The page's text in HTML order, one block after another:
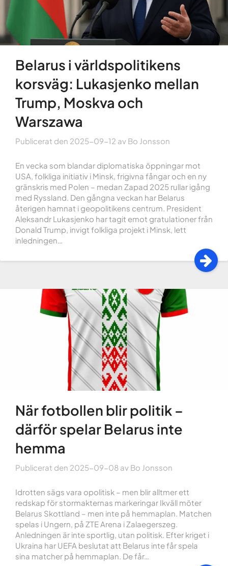
Belarus i världspolitikens
korsväg: Lukasjenko mellan
Trump, Moskva och
Warszawa
Publicerat den 2025-09-12 av Bo Jonsson
En vecka som blandar diplomatiska öppningar mot
USA, folkliga initiativ i Minsk, frigivna fångar och en ny
gränskris med Polen – medan Zapad 2025 rullar igång
med Ryssland. Den gångna veckan har Belarus
återigen hamnat i geopolitikens centrum. President
Aleksandr Lukasjenko har tagit emot gratulationer från
Donald Trump, invigt folkliga projekt i Minsk, lett
inledningen…
När fotbollen blir politik –
därför spelar Belarus inte
hemma
Publicerat den 2025-09-08 av Bo Jonsson
Idrotten sägs vara opolitisk – men blir alltmer ett
redskap för stormakternas markeringar Ikväll möter
Belarus Skottland – men inte på hemmaplan. Matchen
spelas i Ungern, på ZTE Arena i Zalaegerszeg.
Anledningen är inte sportlig, utan politisk. Efter kriget i
Ukraina har UEFA beslutat att Belarus inte får spela
sina matcher på hemmaplan. De får…